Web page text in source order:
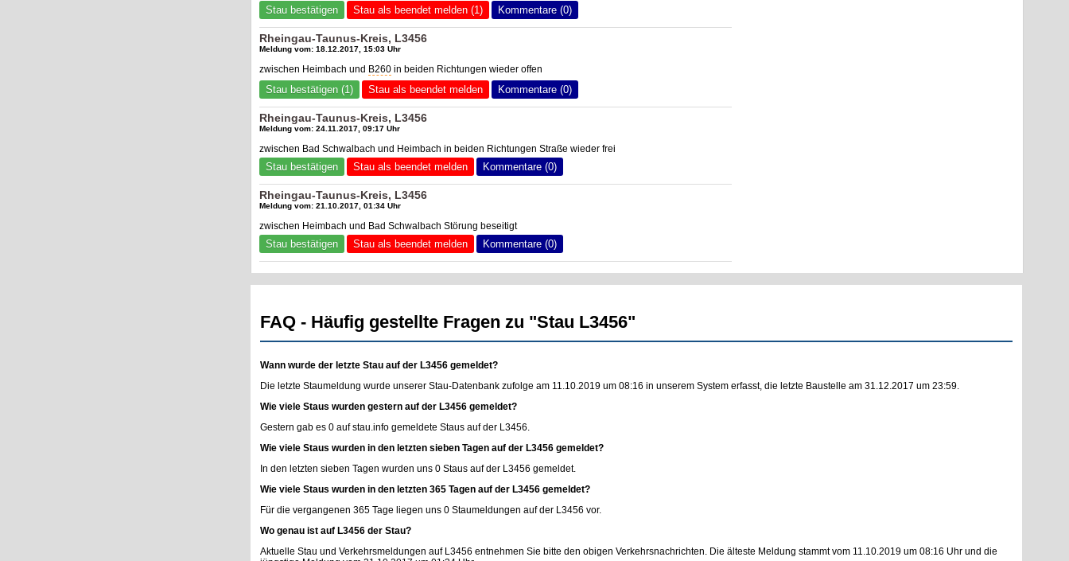
Stau bestätigen Stau als beendet melden (1) Kommentare (0)
Rheingau-Taunus-Kreis, L3456
Meldung vom: 18.12.2017, 15:03 Uhr
zwischen Heimbach und B260 in beiden Richtungen wieder offen
Stau bestätigen (1) Stau als beendet melden Kommentare (0)
Rheingau-Taunus-Kreis, L3456
Meldung vom: 24.11.2017, 09:17 Uhr
zwischen Bad Schwalbach und Heimbach in beiden Richtungen Straße wieder frei
Stau bestätigen Stau als beendet melden Kommentare (0)
Rheingau-Taunus-Kreis, L3456
Meldung vom: 21.10.2017, 01:34 Uhr
zwischen Heimbach und Bad Schwalbach Störung beseitigt
Stau bestätigen Stau als beendet melden Kommentare (0)
FAQ - Häufig gestellte Fragen zu "Stau L3456"
Wann wurde der letzte Stau auf der L3456 gemeldet?
Die letzte Staumeldung wurde unserer Stau-Datenbank zufolge am 11.10.2019 um 08:16 in unserem System erfasst, die letzte Baustelle am 31.12.2017 um 23:59.
Wie viele Staus wurden gestern auf der L3456 gemeldet?
Gestern gab es 0 aufstau.info gemeldete Staus auf der L3456.
Wie viele Staus wurden in den letzten sieben Tagen auf der L3456 gemeldet?
In den letzten sieben Tagen wurden uns 0 Staus auf der L3456 gemeldet.
Wie viele Staus wurden in den letzten 365 Tagen auf der L3456 gemeldet?
Für die vergangenen 365 Tage liegen uns 0 Staumeldungen auf der L3456 vor.
Wo genau ist auf L3456 der Stau?
Aktuelle Stau und Verkehrsmeldungen auf L3456 entnehmen Sie bitte den obigen Verkehrsnachrichten. Die älteste Meldung stammt vom 11.10.2019 um 08:16 Uhr und die